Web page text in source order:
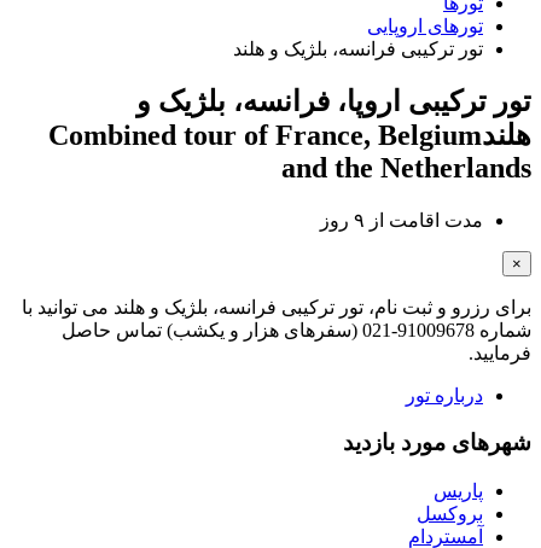
تورهای اروپایی
تور ترکیبی فرانسه، بلژیک و هلند
تور ترکیبی اروپا، فرانسه، بلژیک و
هلندCombined tour of France, Belgium
and the Netherlands
مدت اقامت از ۹ روز
×
برای رزرو و ثبت نام، تور ترکیبی فرانسه، بلژیک و هلند می توانید با
شماره 91009678-021 (سفرهای هزار و یکشب) تماس حاصل
فرمایید.
درباره تور
شهرهای مورد بازدید
پاریس
بروکسل
آمستردام